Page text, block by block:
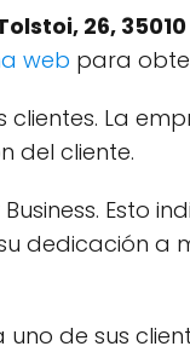
26,
web para
La
del cliente.
Esto
dedicación a
de sus